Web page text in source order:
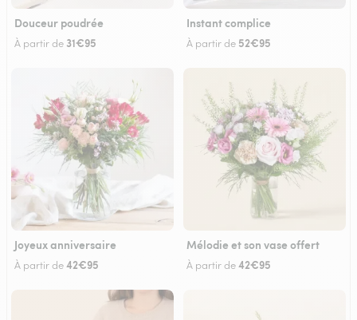
Douceur poudrée
À partir de 31€95
Instant complice
À partir de 52€95
Joyeux anniversaire
À partir de42€95
Mélodie et son vase offert
À partir de42€95